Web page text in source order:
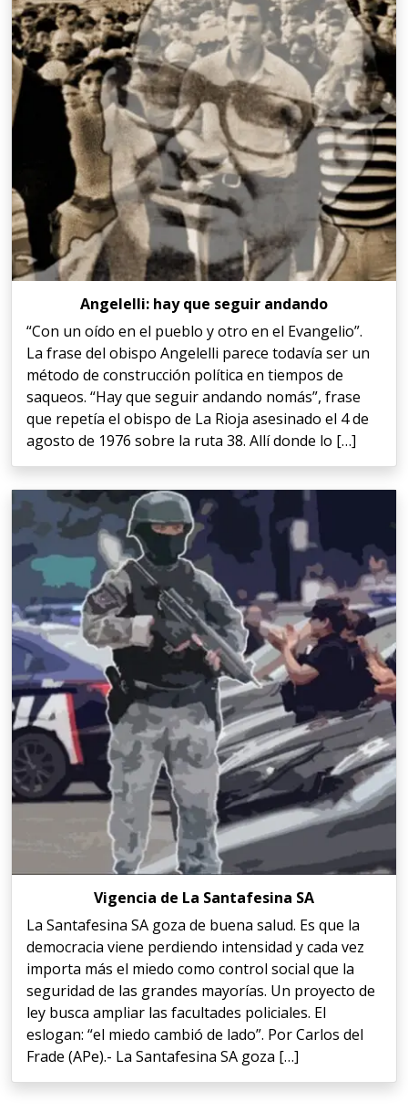
Angelelli: hay que seguir andando
“Con un oído en el pueblo y otro en el Evangelio”.
La frase del obispo Angelelli parece todavía ser un
método de construcción política en tiempos de
saqueos. “Hay que seguir andando nomás”, frase
que repetía el obispo de La Rioja asesinado el 4 de
agosto de 1976 sobre la ruta 38. Allí donde lo […]
Vigencia de La Santafesina SA
La Santafesina SA goza de buena salud. Es que la
democracia viene perdiendo intensidad y cada vez
importa más el miedo como control social que la
seguridad de las grandes mayorías. Un proyecto de
ley busca ampliar las facultades policiales. El
eslogan: “el miedo cambió de lado”. Por Carlos del
Frade (APe).- La Santafesina SA goza […]